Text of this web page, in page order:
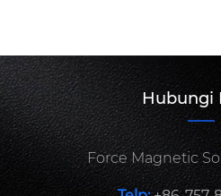
Perlindungan
Lihat Lebih Banyak >>